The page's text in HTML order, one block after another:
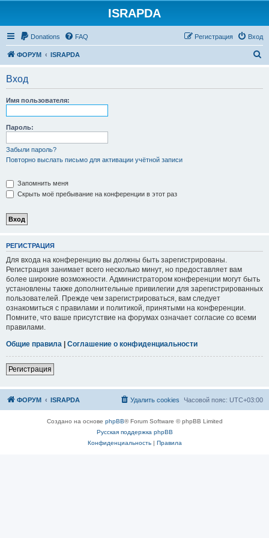
ISRAPDA
Donations FAQ Вход
Регистрация
ФОРУМ ISRAPDA
Вход
Имя пользователя:
Пароль:
Забыли пароль?
Повторно выслать письмо для активации учётной записи
Запомнить меня
Скрыть моё пребывание на конференции в этот раз
РЕГИСТРАЦИЯ
Для входа на конференцию вы должны быть зарегистрированы.
Регистрация занимает всего несколько минут, но предоставляет вам
более широкие возможности. Администратором конференции могут быть
установлены также дополнительные привилегии для зарегистрированных
пользователей. Прежде чем зарегистрироваться, вам следует
ознакомиться с правилами и политикой, принятыми на конференции.
Помните, что ваше присутствие на форумах означает согласие со всеми
правилами.
Общие правила | Соглашение о конфиденциальности
Регистрация
ФОРУМ ISRAPDA Часовой пояс: UTC+03:00
Удалить cookies
Создано на основе phpBB® Forum Software © phpBB Limited
Русская поддержка phpBB
Конфиденциальность| Правила